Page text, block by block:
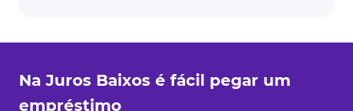
Na Juros Baixos é fácil pegar um
empréstimo